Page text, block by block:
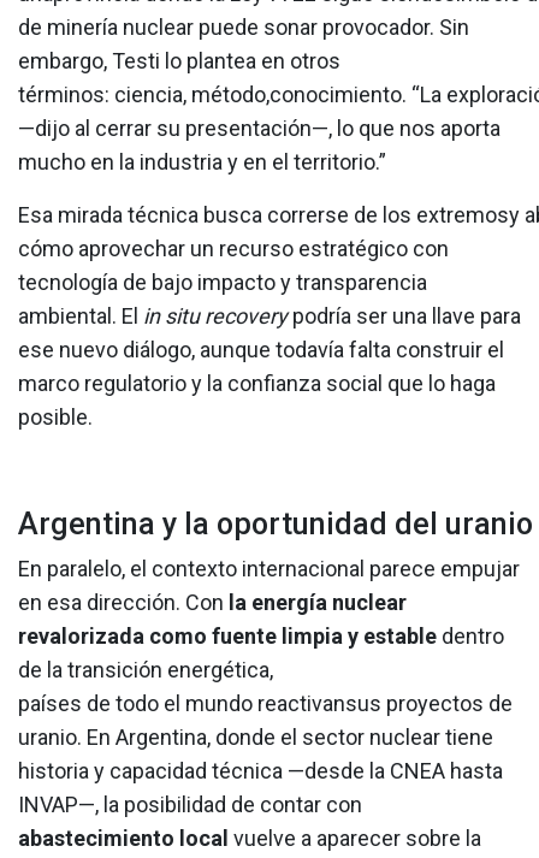
de minería nuclear puede sonar provocador. Sin
embargo, Testi lo plantea en otros
términos: ciencia, método,conocimiento. “La
—dijo al cerrar su presentación—, lo que nos aporta
mucho en la industria y en el territorio.”
Esa mirada técnica busca correrse de los extremosy
cómo aprovechar un recurso estratégico con
tecnología de bajo impacto y transparencia
ambiental. El in situ recoverypodría ser una llave para
ese nuevo diálogo, aunque todavía falta construir el
marco regulatorio y la confianza social que lo haga
posible.
Argentina y la oportunidad del uranio
En paralelo, el contexto internacional parece empujar
en esa dirección. Con la energía nuclear
revalorizada como fuente limpia y estable dentro
de la transición energética,
países de todo el mundo reactivansus proyectos de
uranio. En Argentina, donde el sector nuclear tiene
historia y capacidad técnica —desde la CNEA hasta
INVAP—, la posibilidad de contar con
abastecimiento local vuelve a aparecer sobre la